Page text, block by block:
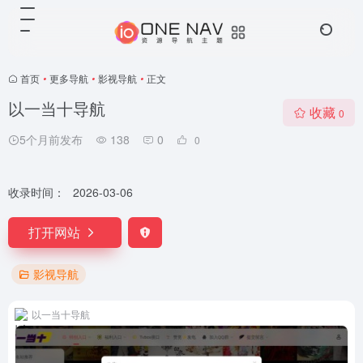
首页 • 更多导航 • 影视导航 • 正文
以一当十导航
5个月前发布 138 0 0
收藏 0
收录时间： 2026-03-06
打开网站
影视导航
以一当十导航